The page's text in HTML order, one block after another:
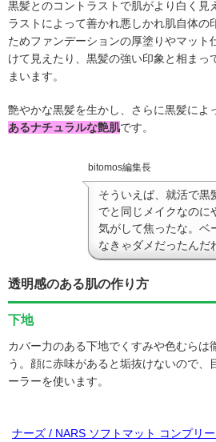
黒髪とのコントラストで肌がより白く見
ラストによって善かれ悪しかれ肌自体の
ためファンデーションの厚塗りやマット
けて見えたり、黒髪の強い印象と相まっ
まいます。
艶やかな黒髪を生かし、さらに黒髪によ
あるナチュラルな艶肌です。
bitomos編集長
そういえば、就活で黒
でと同じメイクなのに
気がして焦ったな。ベ
なきゃダメだったんだ
透明感のある肌の作り方
下地
カバー力のある下地でくすみや色むらは
う。顔に赤味があると垢抜けないので、
ーラーを使います。
ナーズ / NARS ソフトマット コンプリ